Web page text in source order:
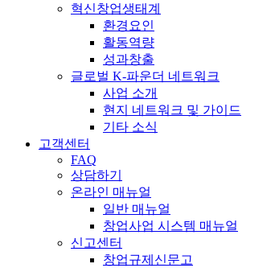
혁신창업생태계
환경요인
활동역량
성과창출
글로벌 K-파운더 네트워크
사업 소개
현지 네트워크 및 가이드
기타 소식
고객센터
FAQ
상담하기
온라인 매뉴얼
일반 매뉴얼
창업사업 시스템 매뉴얼
신고센터
창업규제신문고